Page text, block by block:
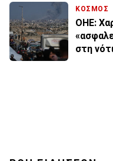
ΚΟΣΜΟΣ
ΟΗΕ:
στη